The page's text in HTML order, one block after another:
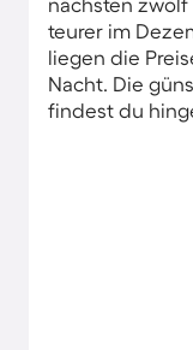
teurer im
liegen die
Nacht. Die
findest du